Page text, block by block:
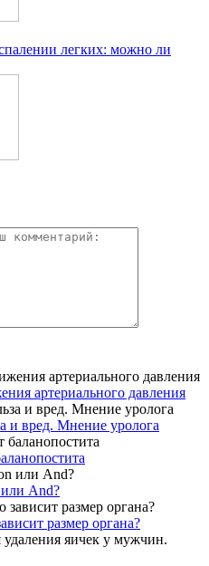
легких: можно ли
артериального давления
и вред. Мнение уролога
And?
размер органа?